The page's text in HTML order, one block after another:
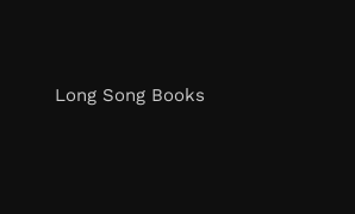
Long Song Books